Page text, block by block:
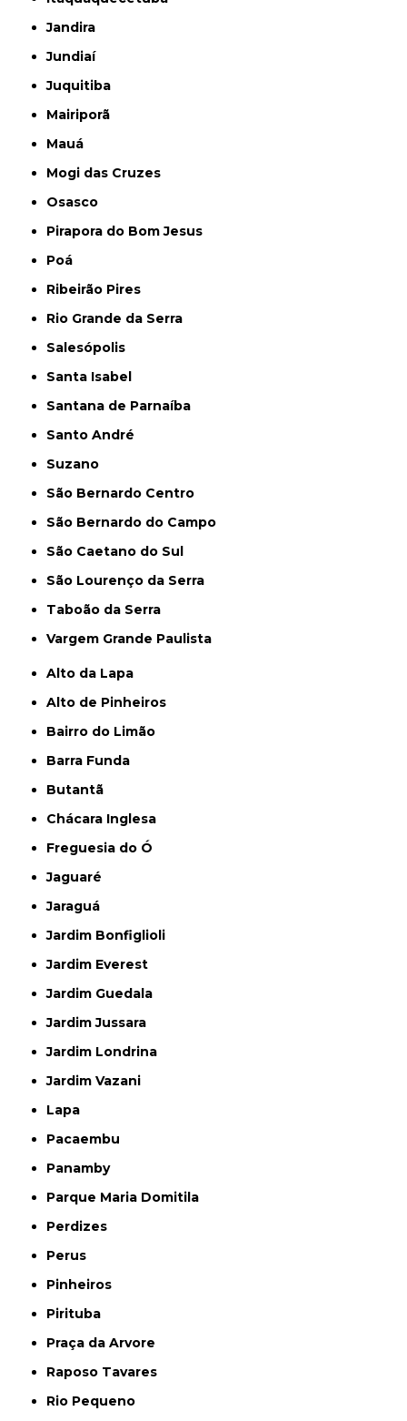
Jandira
Jundiaí
Juquitiba
Mairiporã
Mauá
Mogi das Cruzes
Osasco
Pirapora do Bom Jesus
Poá
Ribeirão Pires
Rio Grande da Serra
Salesópolis
Santa Isabel
Santana de Parnaíba
Santo André
Suzano
São Bernardo Centro
São Bernardo do Campo
São Caetano do Sul
São Lourenço da Serra
Taboão da Serra
Vargem Grande Paulista
Alto da Lapa
Alto de Pinheiros
Bairro do Limão
Barra Funda
Butantã
Chácara Inglesa
Freguesia do Ó
Jaguaré
Jaraguá
Jardim Bonfiglioli
Jardim Everest
Jardim Guedala
Jardim Jussara
Jardim Londrina
Jardim Vazani
Lapa
Pacaembu
Panamby
Parque Maria Domitila
Perdizes
Perus
Pinheiros
Pirituba
Praça da Arvore
Raposo Tavares
Rio Pequeno